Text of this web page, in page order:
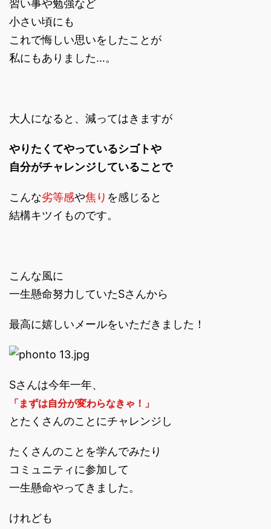
習い事や勉強など
小さい頃にも
これで悔しい思いをしたことが
私にもありました…。
大人になると、減ってはきますが
やりたくてやっているシゴトや
自分がチャレンジしていることで
こんな劣等感や焦り を感じると
結構キツイものです。
こんな風に
一生懸命努力していたSさんから
最高に嬉しいメールをいただきました！
Sさんは今年一年、
「まずは自分が変わらなきゃ！」
とたくさんのことにチャレンジし
たくさんのことを学んでみたり
コミュニティに参加して
一生懸命やってきました。
けれども